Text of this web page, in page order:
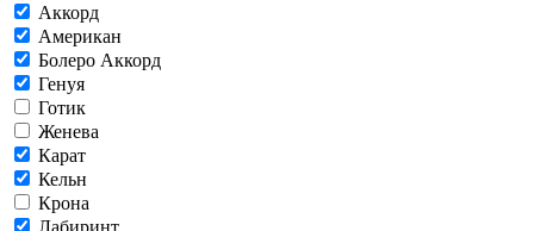
Аккорд
Американ
Болеро Аккорд
Генуя
Готик
Женева
Карат
Кельн
Крона
Лабиринт